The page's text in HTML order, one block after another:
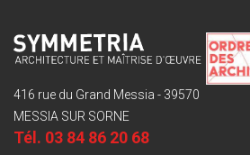
416 rue du Grand Messia - 39570
MESSIA SUR SORNE
Tél. 03 84 86 20 68